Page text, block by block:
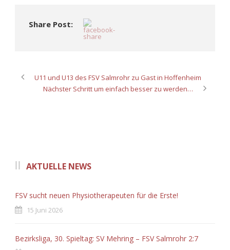
Share Post:
U11 und U13 des FSV Salmrohr zu Gast in Hoffenheim
Nächster Schritt um einfach besser zu werden…
AKTUELLE NEWS
FSV sucht neuen Physiotherapeuten für die Erste!
15 Juni 2026
Bezirksliga, 30. Spieltag: SV Mehring – FSV Salmrohr 2:7